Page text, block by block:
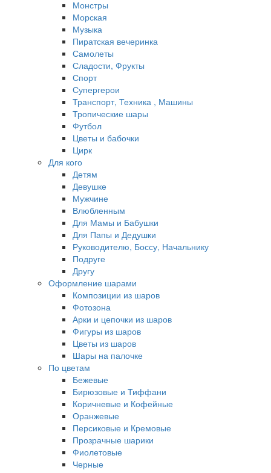
Монстры
Морская
Музыка
Пиратская вечеринка
Самолеты
Сладости, Фрукты
Спорт
Супергерои
Транспорт, Техника , Машины
Тропические шары
Футбол
Цветы и бабочки
Цирк
Для кого
Детям
Девушке
Мужчине
Влюбленным
Для Мамы и Бабушки
Для Папы и Дедушки
Руководителю, Боссу, Начальнику
Подруге
Другу
Оформление шарами
Композиции из шаров
Фотозона
Арки и цепочки из шаров
Фигуры из шаров
Цветы из шаров
Шары на палочке
По цветам
Бежевые
Бирюзовые и Тиффани
Коричневые и Кофейные
Оранжевые
Персиковые и Кремовые
Прозрачные шарики
Фиолетовые
Черные